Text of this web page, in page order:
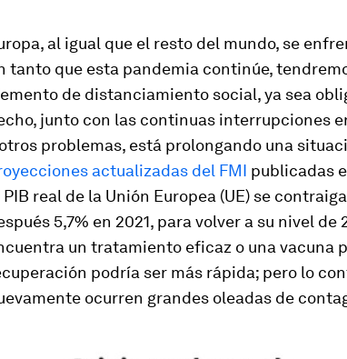
al igual que el resto del mundo, se
tanto que esta pandemia continúe,
de distanciamiento social, ya sea
junto con las continuas interrupciones
problemas, está prolongando una
actualizadas del FMI publicadas
PIB real de la Unión Europea (UE) se
5,7% en 2021, para volver a su nivel de
un tratamiento eficaz o una vacuna
podría ser más rápida; pero lo
ocurren grandes oleadas de